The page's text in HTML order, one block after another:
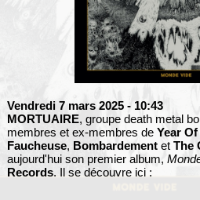
Vendredi 7 mars 2025 - 10:43
MORTUAIRE, groupe death metal
membres et ex-membres de Year
Faucheuse, Bombardementet The
aujourd'hui son premier album,
Records. Il se découvre ici :